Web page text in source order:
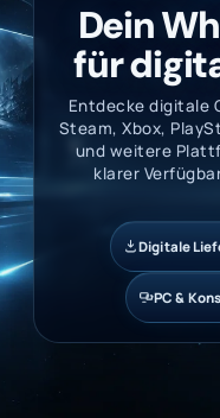
Dein
für
Entdecke digitale
Steam, Xbox,
und weitere
klarer
Digitale
PC &